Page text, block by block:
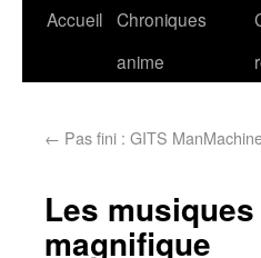
Accueil Chroniques
anime
← Pas fini : GITS
Les
magnifique